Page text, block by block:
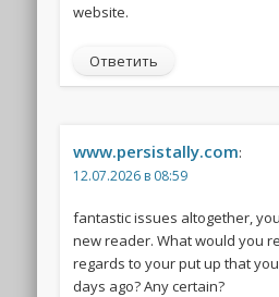
website.
Ответить
www.persistally.com:
12.07.2026 в 08:59
fantastic issues altogether,
new reader. What would you
regards to your put up that
days ago? Any certain?